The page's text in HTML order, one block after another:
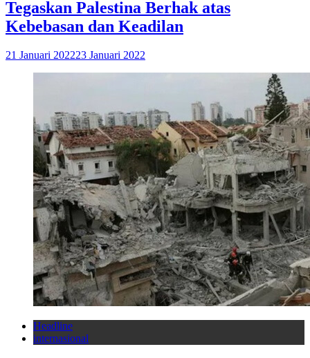
Tegaskan Palestina Berhak atas
Kebebasan dan Keadilan
21 Januari 202223 Januari 2022
Headline
internasional